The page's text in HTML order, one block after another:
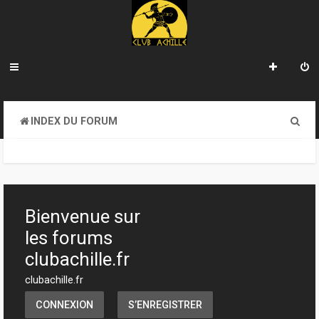
INDEX DU FORUM
h
Bienvenue sur
les forums
clubachille.fr
clubachille.fr
CONNEXION S’ENREGISTRER